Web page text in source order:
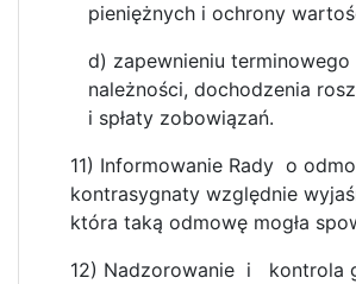
pieniężnych i ochrony
d) zapewnieniu
należności, dochodzenia
i spłaty zobowiązań.
11) Informowanie Rady o
kontrasygnaty względnie
która taką odmowę mogła
12) Nadzorowanie i kontrola